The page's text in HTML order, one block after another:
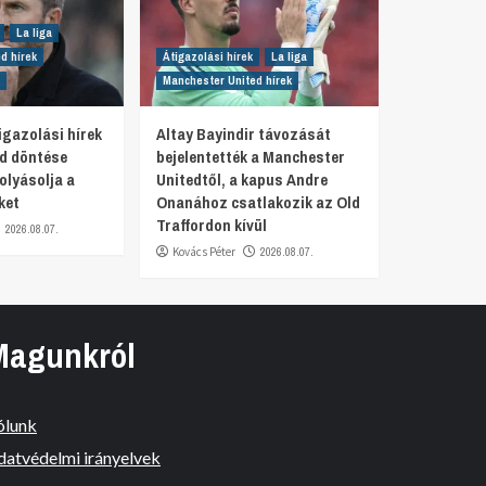
La liga
hírek
hírek
döntése
a
2026.08.07.
Átigazolási hírek
La liga
Manchester United hírek
Altay Bayindir távozását
bejelentették a Manchester
Unitedtől, a kapus Andre
Onanához csatlakozik az Old
Traffordon kívül
Kovács Péter 2026.08.07.
irányelvek